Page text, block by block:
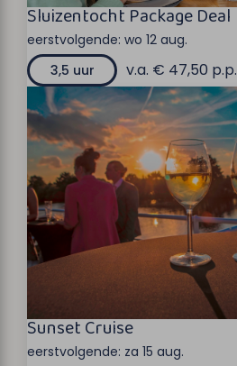
Sluizentocht Package Deal
eerstvolgende: wo 12 aug.
3,5 uur
v.a. € 47,50 p.p.
Sunset Cruise
eerstvolgende: za 15 aug.